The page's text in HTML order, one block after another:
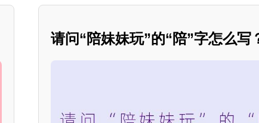
请问“陪妹妹玩”的“陪”字怎么写